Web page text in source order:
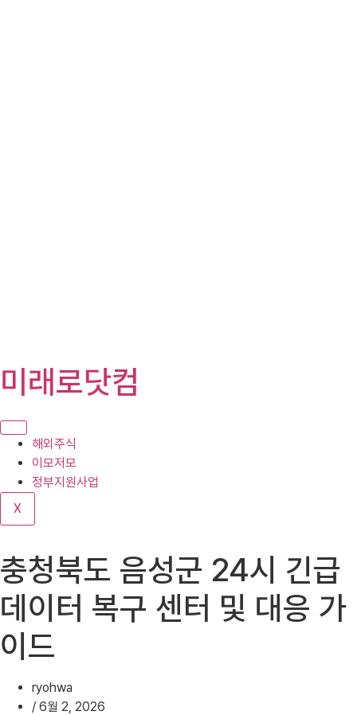
텐
로
기
미래로닷컴
해외주식
이모저모
정부지원사업
X
충청북도 음성군 24시 긴급
데이터 복구 센터 및 대응 가
이드
ryohwa
/ 6월 2, 2026